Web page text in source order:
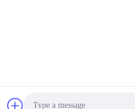
Copyright 2014-2026